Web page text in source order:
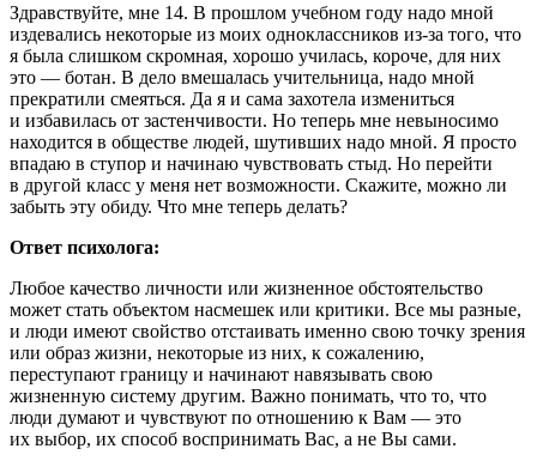
Здравствуйте, мне 14. В прошлом учебном году надо мной
издевались некоторые из моих одноклассников из-за того, что
я была слишком скромная, хорошо училась, короче, для них
это — ботан. В дело вмешалась учительница, надо мной
прекратили смеяться. Да я и сама захотела измениться
и избавилась от застенчивости. Но теперь мне невыносимо
находится в обществе людей, шутивших надо мной. Я просто
впадаю в ступор и начинаю чувствовать стыд. Но перейти
в другой класс у меня нет возможности. Скажите, можно ли
забыть эту обиду. Что мне теперь делать?
Ответ психолога:
Любое качество личности или жизненное обстоятельство
может стать объектом насмешек или критики. Все мы разные,
и люди имеют свойство отстаивать именно свою точку зрения
или образ жизни, некоторые из них, к сожалению,
переступают границу и начинают навязывать свою
жизненную систему другим. Важно понимать, что то, что
люди думают и чувствуют по отношению к Вам — это
их выбор, их способ воспринимать Вас, а не Вы сами.